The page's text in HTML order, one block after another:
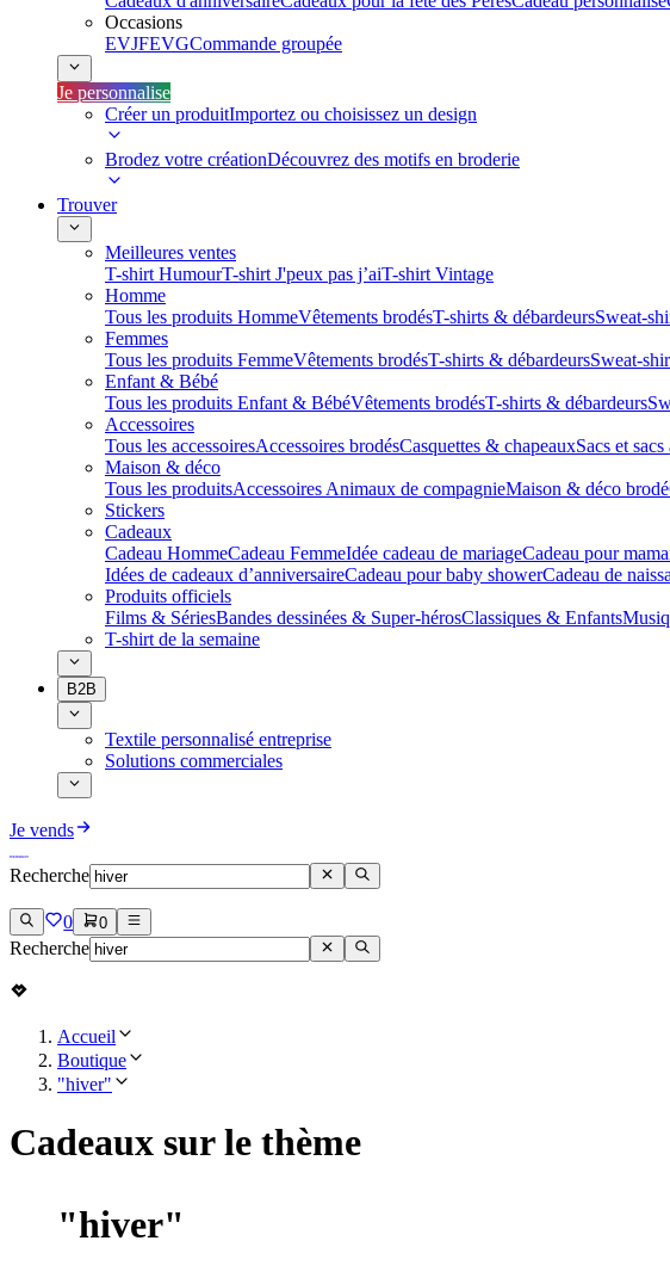
Occasions
EVJFEVGCommande groupée
Je personnalise
Créer un produitImportez ou choisissez un design
Brodez votre créationDécouvrez des motifs en broderie
Trouver
Meilleures ventes
T-shirt HumourT-shirt J'peux pas j’aiT-shirt Vintage
Homme
Tous les produits HommeVêtements brodésT-shirts & débardeursSweat-
Femmes
Tous les produits FemmeVêtements brodésT-shirts & débardeursSweat-
Enfant & Bébé
Tous les produits Enfant & BébéVêtements brodésT-shirts & débardeurs
Accessoires
Tous les accessoiresAccessoires brodésCasquettes & chapeauxSacs et sacs
Maison & déco
Tous les produitsAccessoires Animaux de compagnieMaison & déco brodé
Stickers
Cadeaux
Cadeau HommeCadeau FemmeIdée cadeau de mariage​Cadeau pour
Idées de cadeaux d’anniversaireCadeau pour baby showerCadeau de
Produits officiels
Films & SériesBandes dessinées & Super-hérosClassiques & Enfants
T-shirt de la semaine
B2B
Textile personnalisé entreprise
Solutions commerciales
Je vends
Recherche
0 0
Recherche
Accueil
Boutique
"hiver"
Cadeaux sur le thème
"hiver"